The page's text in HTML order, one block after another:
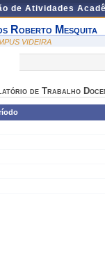
de Atividades
Roberto Mesquita
VIDEIRA
de Trabalho